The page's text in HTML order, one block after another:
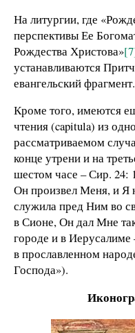
На литургии, где
перспективы Ее
Рождества Христова»
устанавливаются
евангельский фрагмент.
Кроме того, имеются
чтения (capitula) из
рассматриваемом
конце утрени и на
шестом часе – Сир. 24:
Он произвел Меня, и Я
служила пред Ним во
в Сионе, Он дал Мне
городе и в
в прославленном
Господа»).